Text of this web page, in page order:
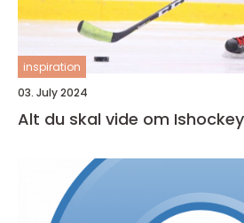
inspiration
03. July 2024
Alt du skal vide om